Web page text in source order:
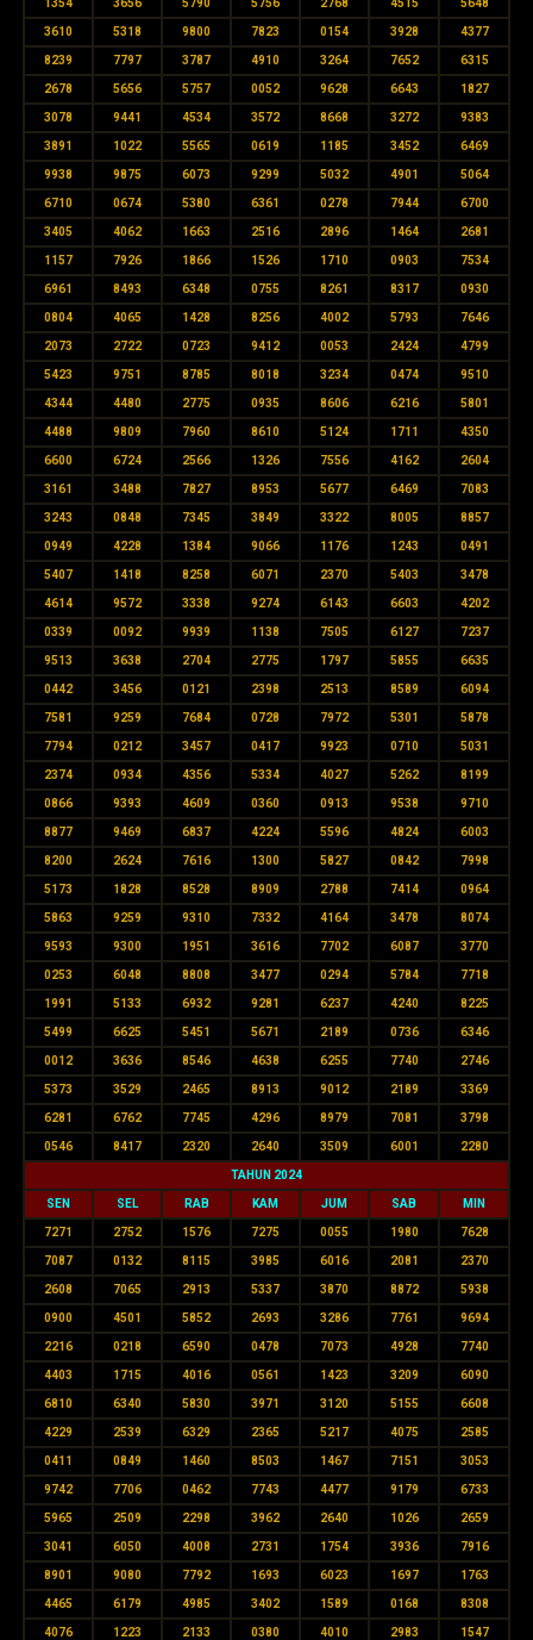
1354 3656 5790 5756 2768 4515 5648
3610 5318 9800 7823 0154 3928 4377
8239 7797 3787 4910 3264 7652 6315
2678 5656 5757 0052 9628 6643 1827
3078 9441 4534 3572 8668 3272 9383
3891 1022 5565 0619 1185 3452 6469
9938 9875 6073 9299 5032 4901 5064
6710 0674 5380 6361 0278 7944 6700
3405 4062 1663 2516 2896 1464 2681
1157 7926 1866 1526 1710 0903 7534
6961 8493 6348 0755 8261 8317 0930
0804 4065 1428 8256 4002 5793 7646
2073 2722 0723 9412 0053 2424 4799
5423 9751 8785 8018 3234 0474 9510
4344 4480 2775 0935 8606 6216 5801
4488 9809 7960 8610 5124 1711 4350
6600 6724 2566 1326 7556 4162 2604
3161 3488 7827 8953 5677 6469 7083
3243 0848 7345 3849 3322 8005 8857
0949 4228 1384 9066 1176 1243 0491
5407 1418 8258 6071 2370 5403 3478
4614 9572 3338 9274 6143 6603 4202
0339 0092 9939 1138 7505 6127 7237
9513 3638 2704 2775 1797 5855 6635
0442 3456 0121 2398 2513 8589 6094
7581 9259 7684 0728 7972 5301 5878
7794 0212 3457 0417 9923 0710 5031
2374 0934 4356 5334 4027 5262 8199
0866 9393 4609 0360 0913 9538 9710
8877 9469 6837 4224 5596 4824 6003
8200 2624 7616 1300 5827 0842 7998
5173 1828 8528 8909 2788 7414 0964
5863 9259 9310 7332 4164 3478 8074
9593 9300 1951 3616 7702 6087 3770
0253 6048 8808 3477 0294 5784 7718
1991 5133 6932 9281 6237 4240 8225
5499 6625 5451 5671 2189 0736 6346
0012 3636 8546 4638 6255 7740 2746
5373 3529 2465 8913 9012 2189 3369
6281 6762 7745 4296 8979 7081 3798
0546 8417 2320 2640 3509 6001 2280
TAHUN 2024
SEN SEL RAB KAM JUM SAB MIN
7271 2752 1576 7275 0055 1980 7628
7087 0132 8115 3985 6016 2081 2370
2608 7065 2913 5337 3870 8872 5938
0900 4501 5852 2693 3286 7761 9694
2216 0218 6590 0478 7073 4928 7740
4403 1715 4016 0561 1423 3209 6090
6810 6340 5830 3971 3120 5155 6608
4229 2539 6329 2365 5217 4075 2585
0411 0849 1460 8503 1467 7151 3053
9742 7706 0462 7743 4477 9179 6733
5965 2509 2298 3962 2640 1026 2659
3041 6050 4008 2731 1754 3936 7916
8901 9080 7792 1693 6023 1697 1763
4465 6179 4985 3402 1589 0168 8308
4076 1223 2133 0380 4010 2983 1547